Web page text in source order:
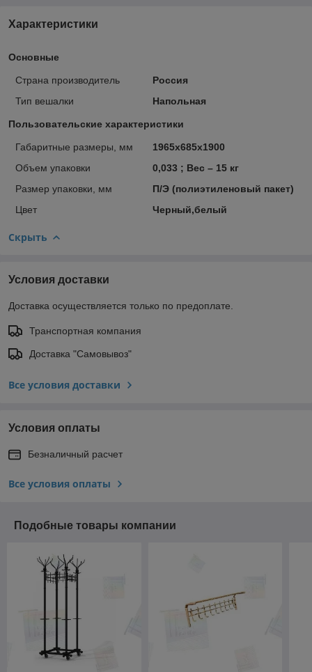
Характеристики
Основные
Страна производитель
Россия
Тип вешалки
Напольная
Пользовательские характеристики
Габаритные размеры, мм
1965х685х1900
Объем упаковки
0,033 ; Вес – 15 кг
Размер упаковки, мм
П/Э (полиэтиленовый пакет)
Цвет
Черный,белый
Скрыть
Условия доставки
Доставка осуществляется только по предоплате.
Транспортная компания
Доставка "Самовывоз"
Все условия доставки
Условия оплаты
Безналичный расчет
Все условия оплаты
Подобные товары компании